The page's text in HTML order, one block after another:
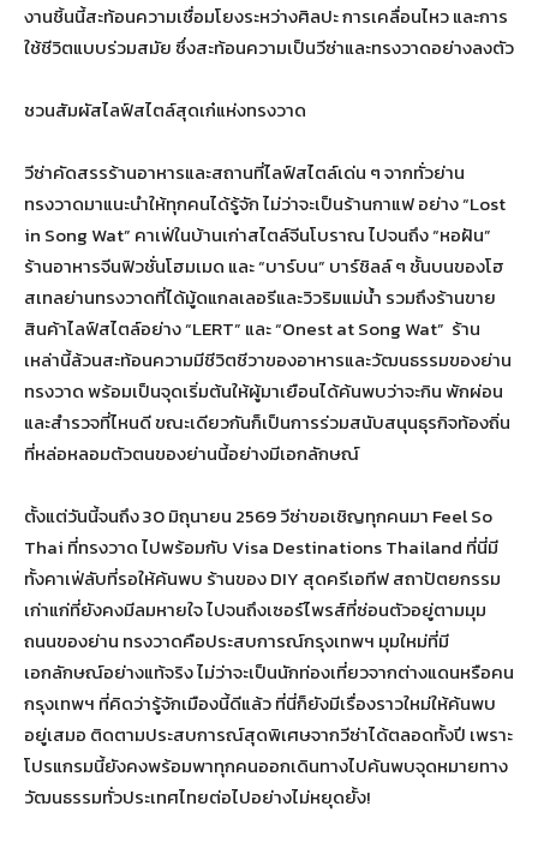
งานชิ้นนี้สะท้อนความเชื่อมโยงระหว่างศิลปะ การเคลื่อนไหว และการ
ใช้ชีวิตแบบร่วมสมัย ซึ่งสะท้อนความเป็นวีซ่าและทรงวาดอย่างลงตัว
ชวนสัมผัสไลฟ์สไตล์สุดเก๋แห่งทรงวาด
วีซ่าคัดสรรร้านอาหารและสถานที่ไลฟ์สไตล์เด่น ๆ จากทั่วย่าน
ทรงวาดมาแนะนำให้ทุกคนได้รู้จัก ไม่ว่าจะเป็นร้านกาแฟ อย่าง “Lost
in Song Wat” คาเฟ่ในบ้านเก่าสไตล์จีนโบราณ ไปจนถึง “หอฝัน”
ร้านอาหารจีนฟิวชั่นโฮมเมด และ “บาร์บน” บาร์ชิลล์ ๆ ชั้นบนของโฮ
สเทลย่านทรงวาดที่ได้มู้ดแกลเลอรีและวิวริมแม่น้ำ รวมถึงร้านขาย
สินค้าไลฟ์สไตล์อย่าง “LERT” และ “Onest at Song Wat” ร้าน
เหล่านี้ล้วนสะท้อนความมีชีวิตชีวาของอาหารและวัฒนธรรมของย่าน
ทรงวาด พร้อมเป็นจุดเริ่มต้นให้ผู้มาเยือนได้ค้นพบว่าจะกิน พักผ่อน
และสำรวจที่ไหนดี ขณะเดียวกันก็เป็นการร่วมสนับสนุนธุรกิจท้องถิ่น
ที่หล่อหลอมตัวตนของย่านนี้อย่างมีเอกลักษณ์
ตั้งแต่วันนี้จนถึง 30 มิถุนายน 2569 วีซ่าขอเชิญทุกคนมา Feel So
Thai ที่ทรงวาด ไปพร้อมกับ Visa Destinations Thailand ที่นี่มี
ทั้งคาเฟ่ลับที่รอให้ค้นพบ ร้านของ DIY สุดครีเอทีฟ สถาปัตยกรรม
เก่าแก่ที่ยังคงมีลมหายใจ ไปจนถึงเซอร์ไพรส์ที่ซ่อนตัวอยู่ตามมุม
ถนนของย่าน ทรงวาดคือประสบการณ์กรุงเทพฯ มุมใหม่ที่มี
เอกลักษณ์อย่างแท้จริง ไม่ว่าจะเป็นนักท่องเที่ยวจากต่างแดนหรือคน
กรุงเทพฯ ที่คิดว่ารู้จักเมืองนี้ดีแล้ว ที่นี่ก็ยังมีเรื่องราวใหม่ให้ค้นพบ
อยู่เสมอ ติดตามประสบการณ์สุดพิเศษจากวีซ่าได้ตลอดทั้งปี เพราะ
โปรแกรมนี้ยังคงพร้อมพาทุกคนออกเดินทางไปค้นพบจุดหมายทาง
วัฒนธรรมทั่วประเทศไทยต่อไปอย่างไม่หยุดยั้ง!